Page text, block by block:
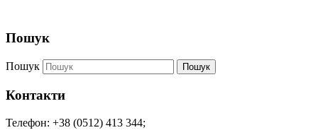
Пошук
Пошук Пошук
Контакти
Телефон: +38 (0512) 413 344;